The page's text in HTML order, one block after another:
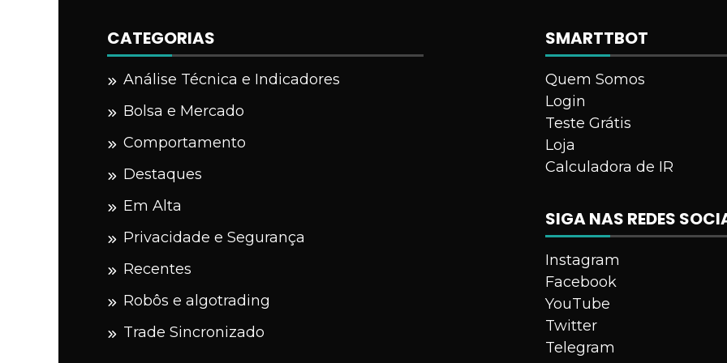
CATEGORIAS
Análise Técnica e Indicadores
Bolsa e Mercado
Comportamento
Destaques
Em Alta
Privacidade e Segurança
Recentes
Robôs e algotrading
Trade Sincronizado
SMARTTBOT
Quem Somos
Login
Teste Grátis
Loja
Calculadora de IR
SIGA NAS REDES
Instagram
Facebook
YouTube
Twitter
Telegram